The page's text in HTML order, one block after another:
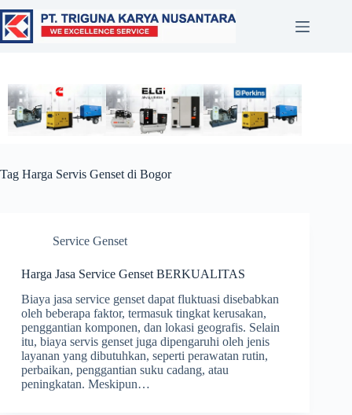
Tag Harga Servis Genset di Bogor
Service Genset
Harga Jasa Service Genset BERKUALITAS
Biaya jasa service genset dapat fluktuasi disebabkan
oleh beberapa faktor, termasuk tingkat kerusakan,
penggantian komponen, dan lokasi geografis. Selain
itu, biaya servis genset juga dipengaruhi oleh jenis
layanan yang dibutuhkan, seperti perawatan rutin,
perbaikan, penggantian suku cadang, atau
peningkatan. Meskipun…